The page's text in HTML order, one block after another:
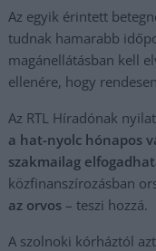
Az egyik érintett
tudnak hamarabb
magánellátásban kell
ellenére, hogy
Az RTL Híradónak
a hat-nyolc hónapos
szakmailag
közfinanszírozásban
az orvos – teszi hozzá.
A szolnoki kórháztól